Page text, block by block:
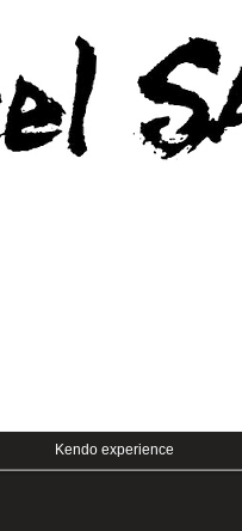
Kendo experience